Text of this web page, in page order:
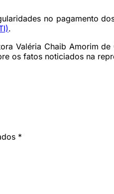
no pagamento
.
Valéria Chaib Amorim
os fatos noticiados na
*